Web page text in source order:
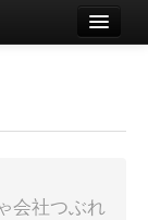
会社つぶれ